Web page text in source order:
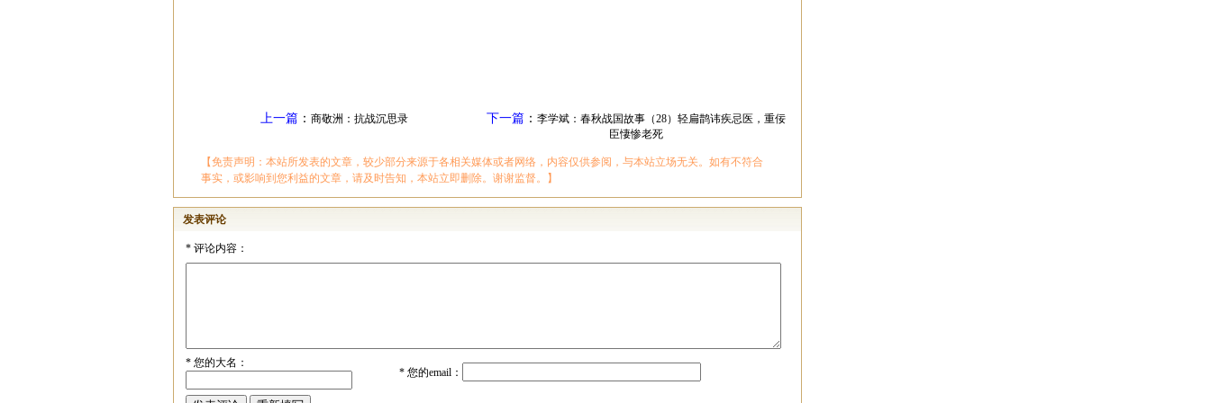
上一篇： 商敬洲：抗战沉思录 下一篇： 李学斌：春秋战国故事（28）轻扁鹊讳疾忌医，重佞
臣悽惨老死
【免责声明：本站所发表的文章，较少部分来源于各相关媒体或者网络，内容仅供参阅，与本站立场无关。如有不符合
事实，或影响到您利益的文章，请及时告知，本站立即删除。谢谢监督。】
发表评论
*评论内容：
*您的大名：
*您的email：